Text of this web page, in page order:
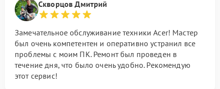
Скворцов Дмитрий
Замечательное обслуживание техники Acer! Мастер
был очень компетентен и оперативно устранил все
проблемы с моим ПК. Ремонт был проведен в
течение дня, что было очень удобно. Рекомендую
этот сервис!